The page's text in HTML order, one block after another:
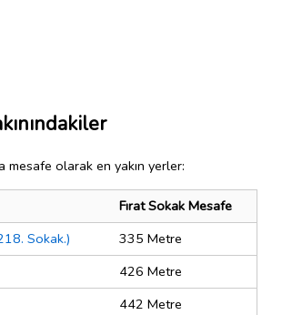
mesafe olarak en yakın yerler:
Fırat Sokak Mesafe
Sokak.)
335 Metre
426 Metre
442 Metre